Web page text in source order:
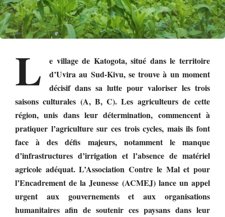
L
e village de Katogota, situé dans le territoire
d’Uvira au Sud-Kivu, se trouve à un moment
décisif dans sa lutte pour valoriser les trois
saisons culturales (A, B, C). Les agriculteurs de cette
région, unis dans leur détermination, commencent à
pratiquer l’agriculture sur ces trois cycles, mais ils font
face à des défis majeurs, notamment le manque
d’infrastructures d’irrigation et l’absence de matériel
agricole adéquat. L’Association Contre le Mal et pour
l’Encadrement de la Jeunesse (ACMEJ) lance un appel
urgent aux gouvernements et aux organisations
humanitaires afin de soutenir ces paysans dans leur